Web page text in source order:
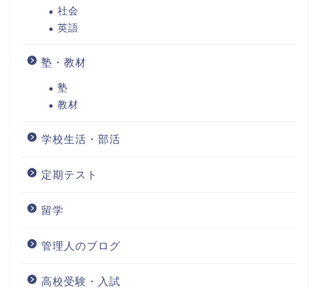
社会
英語
塾・教材
塾
教材
学校生活・部活
定期テスト
留学
管理人のブログ
高校受験・入試